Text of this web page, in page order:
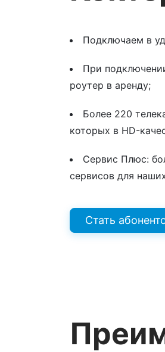
Подключаем в
При
роутер в аренду;
Более 220
которых в HD-
Сервис Плюс:
сервисов для
Стать